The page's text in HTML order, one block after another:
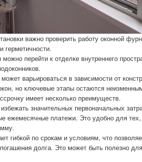
важно проверить работу оконной
герметичности.
можно перейти к отделке внутреннего
варьироваться в зависимости от
но ключевые этапы остаются
имеет несколько преимуществ.
значительных первоначальных
ежемесячные платежи. Это удобно для
гибкой по срокам и условиям, что
долга. Это может быть полезно